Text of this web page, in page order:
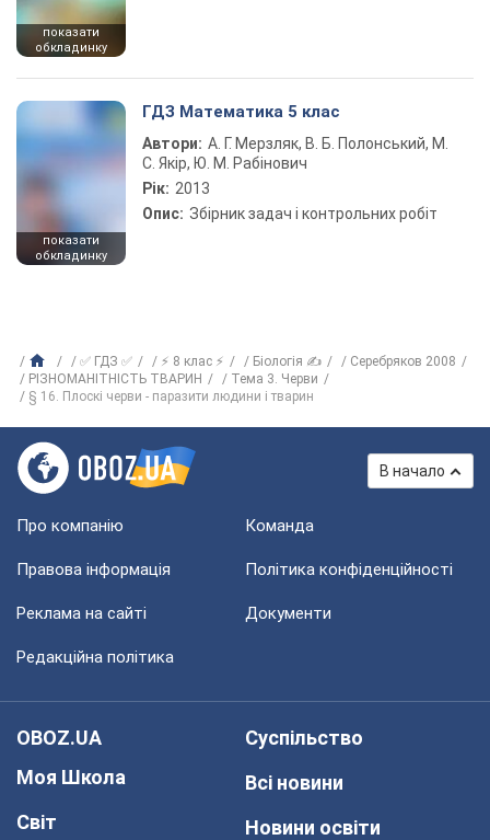
показати
обкладинку
показати
обкладинку
ГДЗ Математика 5 клас
Автори: А. Г. Мерзляк, В. Б. Полонський, М.
С. Якір, Ю. М. Рабінович
Рік: 2013
Опис: Збірник задач і контрольних робіт
✅ ГДЗ ✅ ⚡ 8 клас ⚡ Біологія ✍
Серебряков 2008
РІЗНОМАНІТНІСТЬ ТВАРИН
Тема 3. Черви
§ 16. Плоскі черви - паразити людини і тварин
В начало
Про компанію Команда
Правова інформація Політика конфіденційності
Реклама на сайті Документи
Редакційна політика
OBOZ.UA
Моя Школа
Світ
Суспільство
Всі новини
Новини освіти